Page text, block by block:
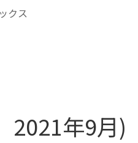
クス
年9月)